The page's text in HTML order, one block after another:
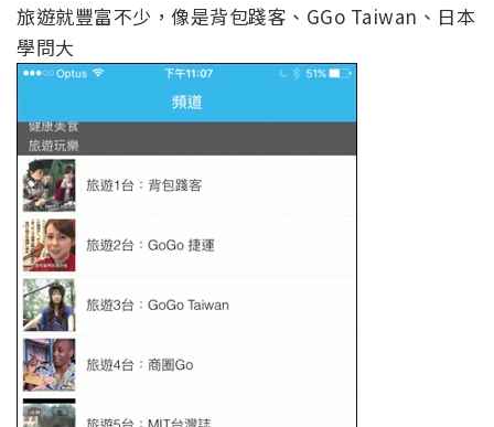
旅遊就豐富不少，像是背包踐客、GGo Taiwan、日本
學問大